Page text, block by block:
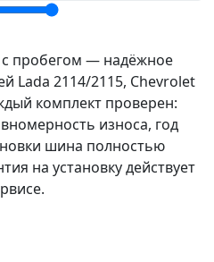
пробегом — надёжное
Lada 2114/2115, Chevrolet
комплект проверен:
износа, год
шина полностью
на установку действует